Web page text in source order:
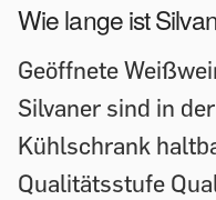
Wie lange ist
Geöffnete
Silvaner sind in
Kühlschrank
Qualitätsstufe